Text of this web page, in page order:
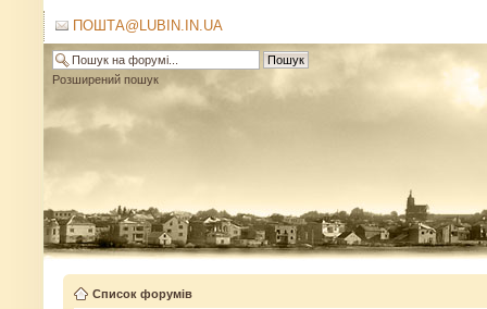
ПОШТА@LUBIN.IN.UA
Розширений пошук
Список форумів